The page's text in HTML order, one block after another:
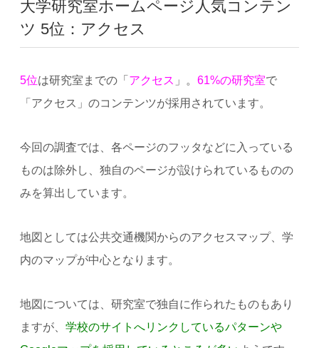
大学研究室ホームページ人気コンテン
ツ 5位：アクセス
5位は研究室までの「 アクセス 」。 61%の研究室で
「アクセス」のコンテンツが採用されています。
今回の調査では、各ページのフッタなどに入っている
ものは除外し、独自のページが設けられているものの
みを算出しています。
地図としては公共交通機関からのアクセスマップ、学
内のマップが中心となります。
地図については、研究室で独自に作られたものもあり
ますが、 学校のサイトへリンクしているパターンや